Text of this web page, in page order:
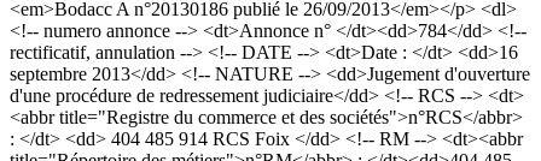
<em>Bodacc A n°20130186 publié le 26/09/2013</em></p> <dl>
<!-- numero annonce --> <dt>Annonce n° </dt><dd>784</dd> <!--
rectificatif, annulation --> <!-- DATE --> <dt>Date : </dt> <dd>16
septembre 2013</dd> <!-- NATURE --> <dd>Jugement d'ouverture
d'une procédure de redressement judiciaire</dd> <!-- RCS --> <dt>
<abbr title="Registre du commerce et des sociétés">n°RCS</abbr>
: </dt> <dd> 404 485 914 RCS Foix </dd> <!-- RM --> <dt><abbr